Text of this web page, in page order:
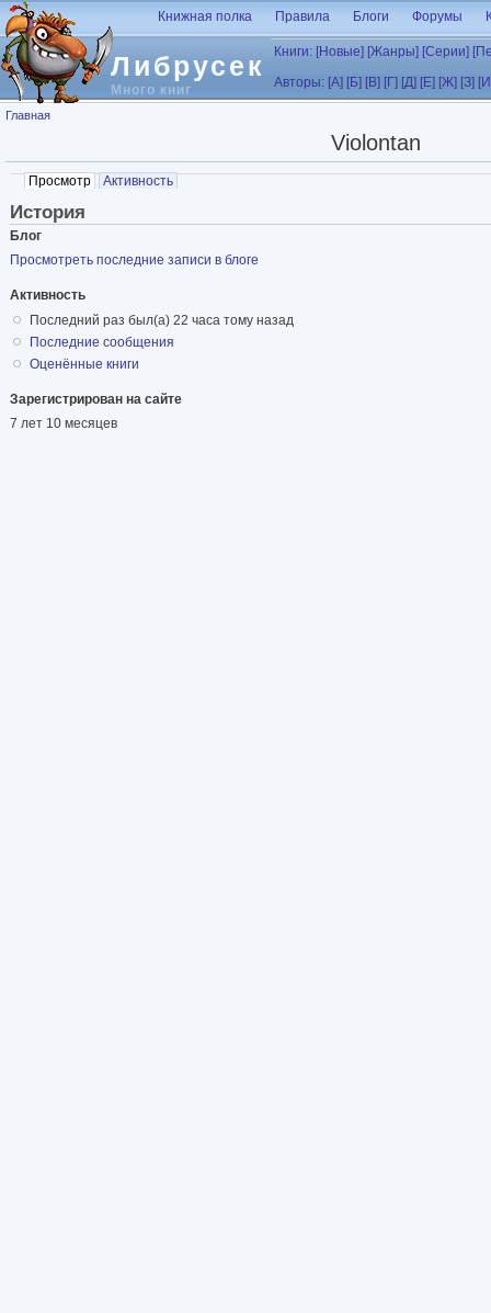
Перейти к основному содержанию
Либрусек
Много книг
Книжная полка Правила Блоги Форумы
Книги: [Новые] [Жанры] [Серии]
Авторы: [А] [Б] [В] [Г] [Д] [Е] [Ж] [З]
Вы здесь
Главная
Violontan
Главные вкладки
Просмотр (активная вкладка)
Активность
История
Блог
Просмотреть последние записи в блоге
Активность
Последний раз был(а) 22 часа тому назад
Последние cообщения
Оценённые книги
Зарегистрирован на сайте
7 лет 10 месяцев